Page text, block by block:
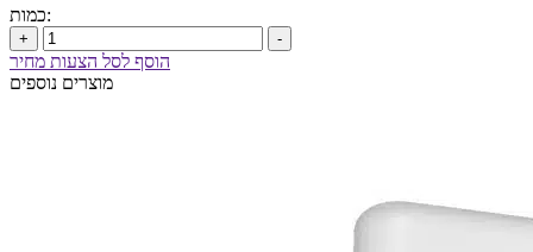
כמות:
+ -
הוסף לסל הצעות מחיר
מוצרים נוספים